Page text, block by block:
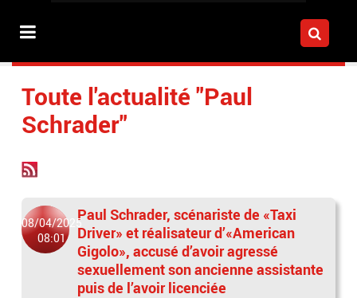
Toute l'actualité "Paul
Schrader"
08/04/2025
08:01
Paul Schrader, scénariste de «Taxi
Driver» et réalisateur d’«American
Gigolo», accusé d’avoir agressé
sexuellement son ancienne assistante
puis de l’avoir licenciée